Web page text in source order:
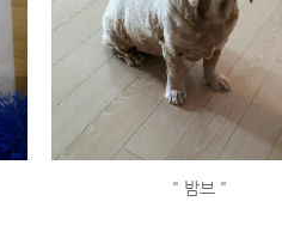
" 밤브 "